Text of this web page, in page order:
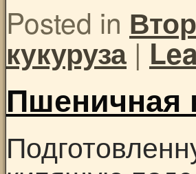
Posted in
кукуруза|
Пшеничная